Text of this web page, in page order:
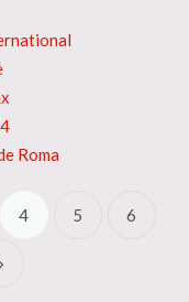
Roma
4 5 6